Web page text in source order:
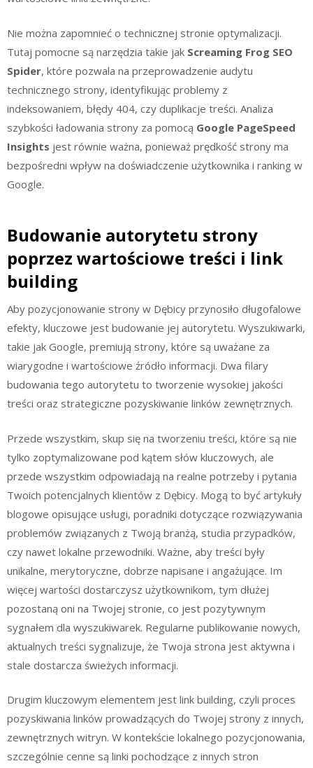
Nie można zapomnieć o technicznej stronie optymalizacji.
Tutaj pomocne są narzędzia takie jak Screaming Frog SEO
Spider, które pozwala na przeprowadzenie audytu
technicznego strony, identyfikując problemy z
indeksowaniem, błędy 404, czy duplikacje treści. Analiza
szybkości ładowania strony za pomocą Google PageSpeed
Insights jest równie ważna, ponieważ prędkość strony ma
bezpośredni wpływ na doświadczenie użytkownika i ranking w
Google.
Budowanie autorytetu strony
poprzez wartościowe treści i link
building
Aby pozycjonowanie strony w Dębicy przynosiło długofalowe
efekty, kluczowe jest budowanie jej autorytetu. Wyszukiwarki,
takie jak Google, premiują strony, które są uważane za
wiarygodne i wartościowe źródło informacji. Dwa filary
budowania tego autorytetu to tworzenie wysokiej jakości
treści oraz strategiczne pozyskiwanie linków zewnętrznych.
Przede wszystkim, skup się na tworzeniu treści, które są nie
tylko zoptymalizowane pod kątem słów kluczowych, ale
przede wszystkim odpowiadają na realne potrzeby i pytania
Twoich potencjalnych klientów z Dębicy. Mogą to być artykuły
blogowe opisujące usługi, poradniki dotyczące rozwiązywania
problemów związanych z Twoją branżą, studia przypadków,
czy nawet lokalne przewodniki. Ważne, aby treści były
unikalne, merytoryczne, dobrze napisane i angażujące. Im
więcej wartości dostarczysz użytkownikom, tym dłużej
pozostaną oni na Twojej stronie, co jest pozytywnym
sygnałem dla wyszukiwarek. Regularne publikowanie nowych,
aktualnych treści sygnalizuje, że Twoja strona jest aktywna i
stale dostarcza świeżych informacji.
Drugim kluczowym elementem jest link building, czyli proces
pozyskiwania linków prowadzących do Twojej strony z innych,
zewnętrznych witryn. W kontekście lokalnego pozycjonowania,
szczególnie cenne są linki pochodzące z innych stron